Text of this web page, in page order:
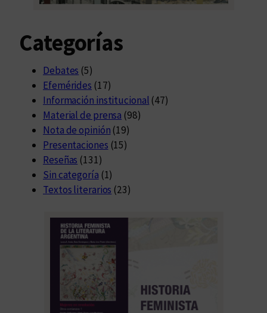
Categorías
Debates (5)
Efemérides (17)
Información institucional (47)
Material de prensa (98)
Nota de opinión (19)
Presentaciones (15)
Reseñas (131)
Sin categoría (1)
Textos literarios (23)